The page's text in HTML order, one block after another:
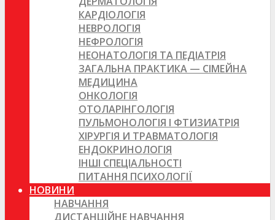
КАРДІОЛОГІЯ
НЕВРОЛОГІЯ
НЕФРОЛОГІЯ
НЕОНАТОЛОГІЯ ТА ПЕДІАТРІЯ
ЗАГАЛЬНА ПРАКТИКА — СІМЕЙНА
МЕДИЦИНА
ОНКОЛОГІЯ
ОТОЛАРІНГОЛОГІЯ
ПУЛЬМОНОЛОГІЯ І ФТИЗИАТРІЯ
ХІРУРГІЯ И ТРАВМАТОЛОГІЯ
ЕНДОКРИНОЛОГІЯ
ІНШІ СПЕЦІАЛЬНОСТІ
ПИТАННЯ ПСИХОЛОГІЇ
НОВИНИ
НАВЧАННЯ
ДИСТАНЦІЙНЕ НАВЧАННЯ